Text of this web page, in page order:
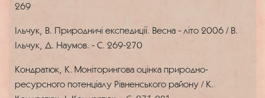
269
Ільчук, В. Природничі експедиції. Весна - літо 2006 / В.
Ільчук, Д. Наумов. - С. 269-270
Кондратюк, К. Моніторингова оцінка природно-
ресурсного потенціалу Рівненського району / К.